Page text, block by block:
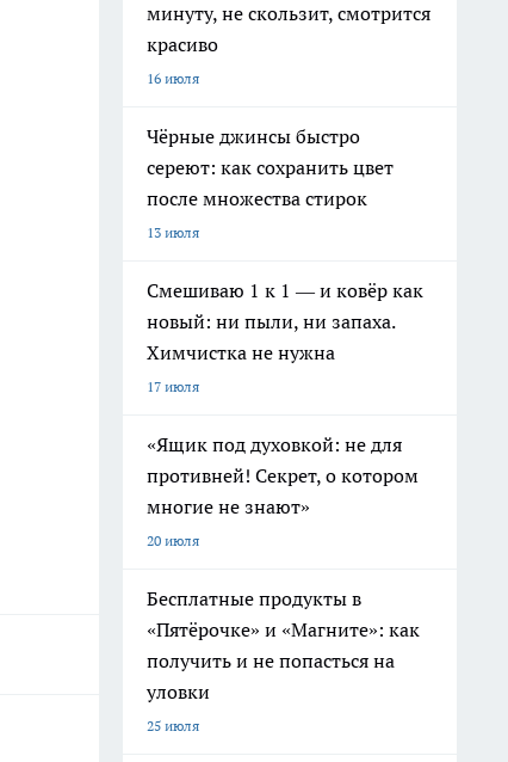
минуту, не скользит, смотрится
красиво
16 июля
Чёрные джинсы быстро
сереют: как сохранить цвет
после множества стирок
13 июля
Смешиваю 1 к 1 — и ковёр как
новый: ни пыли, ни запаха.
Химчистка не нужна
17 июля
«Ящик под духовкой: не для
противней! Секрет, о котором
многие не знают»
20 июля
Бесплатные продукты в
«Пятёрочке» и «Магните»: как
получить и не попасться на
уловки
25 июля